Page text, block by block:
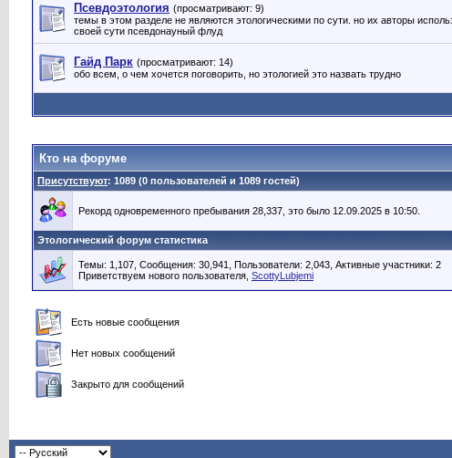
Псевдоэтология (просматривают: 9)
темы в этом разделе не являются этологическими по сути. но их авторы
своей сути псевдонауный флуд
Гайд Парк (просматривают: 14)
обо всем, о чем хочется поговорить, но этологией это назвать трудно
Кто на форуме
Присутствуют: 1089 (0 пользователей и 1089 гостей)
Рекорд одновременного пребывания 28,337, это было 12.09.2025 в 10:50.
Этологический форум статистика
Темы: 1,107, Сообщения: 30,941, Пользователи: 2,043, Активные участники: 2
Приветствуем нового пользователя, ScottyLubjemi
Есть новые сообщения
Нет новых сообщений
Закрыто для сообщений